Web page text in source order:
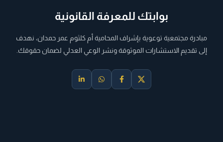
بوابتك للمعرفة القانونية
مبادرة مجتمعية توعوية بإشراف المحامية أم كلثوم عمر حمدان، نهدف
إلى تقديم الاستشارات الموثوقة ونشر الوعي العدلي لضمان حقوقك.